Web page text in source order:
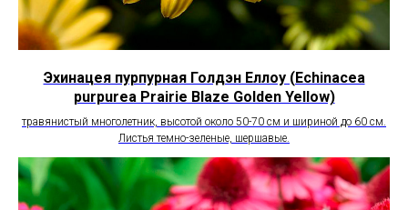
Эхинацея пурпурная Голдэн Еллоу (Echinacea
purpurea Prairie Blaze Golden Yellow)
травянистый многолетник, высотой около 50-70 см и шириной до 60 см.
Листья темно-зеленые, шершавые.